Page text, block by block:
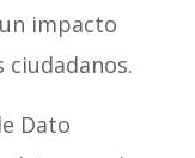
impacto
Dato